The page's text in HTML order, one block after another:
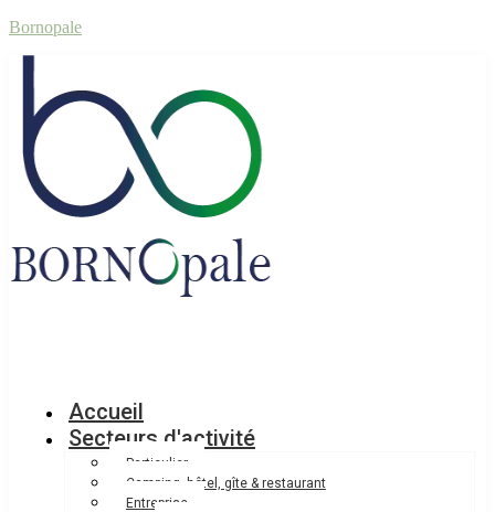
Bornopale
Accueil
Secteurs d'activité
Particulier
Camping, hôtel, gîte & restaurant
Entreprise